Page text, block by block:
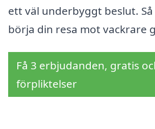
ett väl underbyggt beslut.
börja din resa mot vackrare
Få 3 erbjudanden, gratis
förpliktelser